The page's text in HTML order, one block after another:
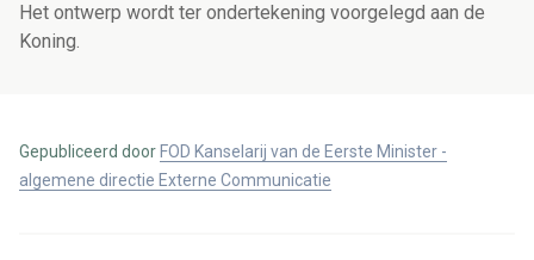
Het ontwerp wordt ter ondertekening voorgelegd aan de
Koning.
Gepubliceerd door FOD Kanselarij van de Eerste Minister -
algemene directie Externe Communicatie